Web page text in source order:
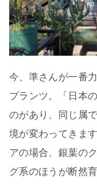
今、準さんが一番
プランツ。「日本
のがあり、同じ属
境が変わってきま
アの場合、銀葉の
グ系のほうが断然